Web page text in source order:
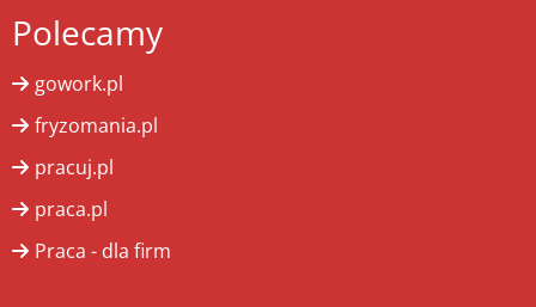
Polecamy
gowork.pl
fryzomania.pl
pracuj.pl
praca.pl
Praca - dla firm